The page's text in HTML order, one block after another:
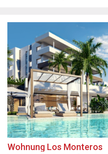
Wohnung Los Monteros